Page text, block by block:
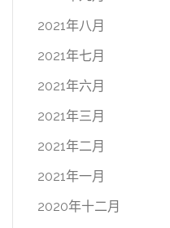
2021年八月
2021年七月
2021年六月
2021年三月
2021年二月
2021年一月
2020年十二月